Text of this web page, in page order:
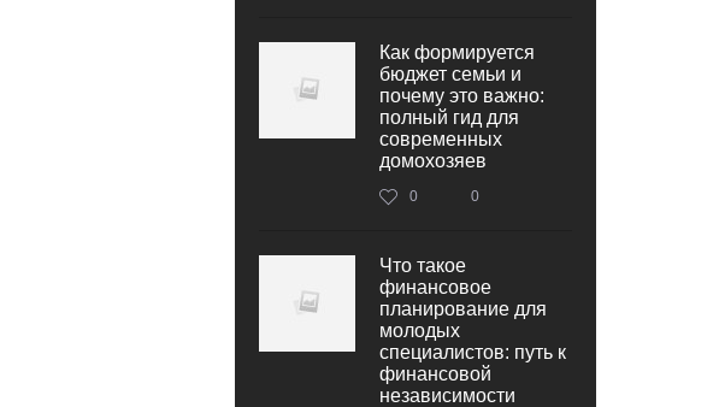
Как формируется
бюджет семьи и
почему это важно:
полный гид для
современных
домохозяев
0 0
Что такое
финансовое
планирование для
молодых
специалистов: путь к
финансовой
независимости